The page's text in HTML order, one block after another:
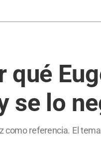
se lo
referencia. El